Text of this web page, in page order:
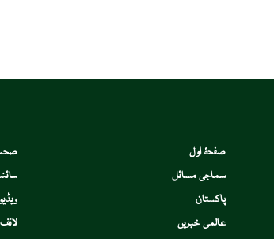
صفحۂ اول
سماجی مسائل
پاکستان
عالمی خبریں